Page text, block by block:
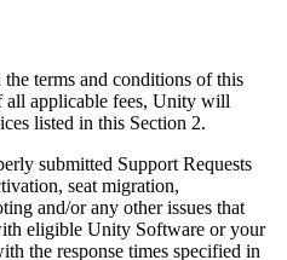
ムを開発する
を簡素化
terms and conditions of this
all applicable fees, Unity will
listed in this Section 2.
submitted Support Requests
seat migration,
and/or any other issues that
eligible Unity Software or your
the response times specified in